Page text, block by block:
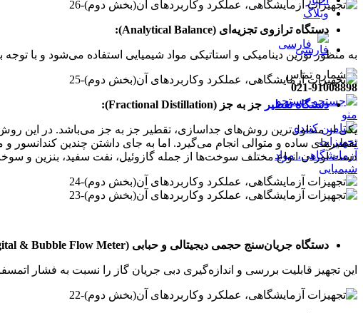
وبلاگ
فارسی
021-91008898
جستجو
منو
دستگاه ترازوی تجزیه‌ای (Analytical Balance):
به منظور توزین دینامیکی و استاتیکی مواد شیمیایی استفاده می‌شود و با
دستگاه تقطیر جز به جز (Fractional Distillation):
یکی از متداول‌ترین روش‌های جداسازی، تقطیر جز به جز می‌باشد. در این
تقطیرهای ساده و متوالی انجام می‌گیرد. اما به جای داشتن چندین
دست آوردن انواع مختلف سوخت‌ها از جمله گازوئیل، نفت سفید، بنزین و سوخت‌های دیزلی و غیره می‌باشد. شکل (1-
دستگاه جریان‌سنج حجمی دیجیتالی و حبابی (Digital & Bubble Flow Meter):
این تجهیز قابلیت بررسی و اندازه‌گیری دبی جریان گاز را نسبت به فشار